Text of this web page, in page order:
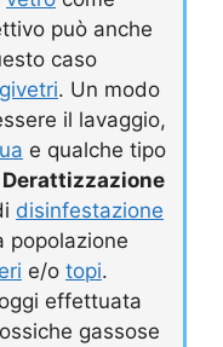
può anche
caso
. Un modo
il lavaggio,
e qualche tipo
Derattizzazione
disinfestazione
popolazione
e/o topi.
effettuata
gassose